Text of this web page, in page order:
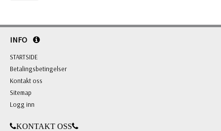
INFO
STARTSIDE
Betalingsbetingelser
Kontakt oss
Sitemap
Logg inn
KONTAKT OSS